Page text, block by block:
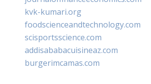
kvk-kumari.org
foodscienceandtechnology.com
scisportsscience.com
addisababacuisineaz.com
burgerimcamas.com